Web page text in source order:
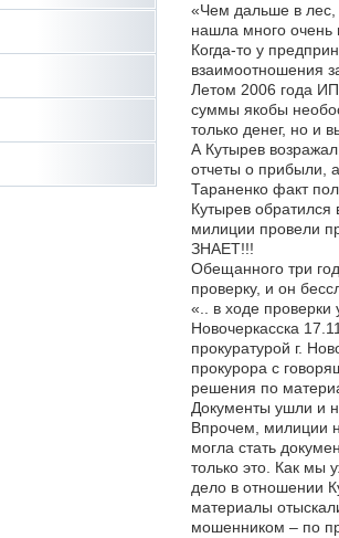
«Чем дальше в лес,
нашла много
Когда-то у
взаимоотношения
Летом 2006 года
суммы якобы
только денег, но и
А Кутырев
отчеты о прибыли,
Тараненко факт
Кутырев
милиции провели
ЗНАЕТ!!!
Обещанного три
проверку, и он
«.. в ходе проверки
Новочеркасска
прокуратурой г.
прокурора с
решения по
Документы ушли и
Впрочем, милиции
могла стать
только это. Как мы
дело в отношении
материалы
мошенником – по